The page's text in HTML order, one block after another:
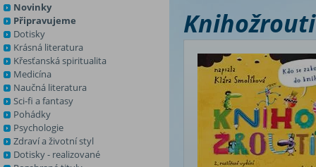
Novinky
Připravujeme
Dotisky
Krásná literatura
Křesťanská spiritualita
Medicína
Naučná literatura
Sci-fi a fantasy
Pohádky
Psychologie
Zdraví a životní styl
Dotisky - realizované